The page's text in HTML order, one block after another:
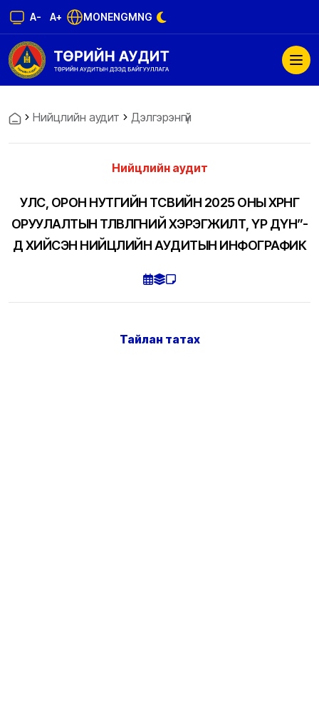
A- A+ MONENGMNG
Нийцлийн аудит Дэлгэрэнгүй
Нийцлийн аудит
УЛС, ОРОН НУТГИЙН ТӨСВИЙН 2025 ОНЫ ХӨРӨНГӨ
ОРУУЛАЛТЫН ТӨЛӨВЛӨГӨӨНИЙ ХЭРЭГЖИЛТ, ҮР ДҮН”-
Д ХИЙСЭН НИЙЦЛИЙН АУДИТЫН ИНФОГРАФИК
Тайлан татах